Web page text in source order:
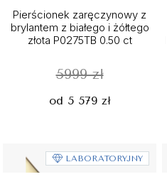
Pierścionek zaręczynowy z
brylantem z białego i żółtego
złota P0275TB 0.50 ct
5999 zł
od 5 579 zł
LABORATORYJNY